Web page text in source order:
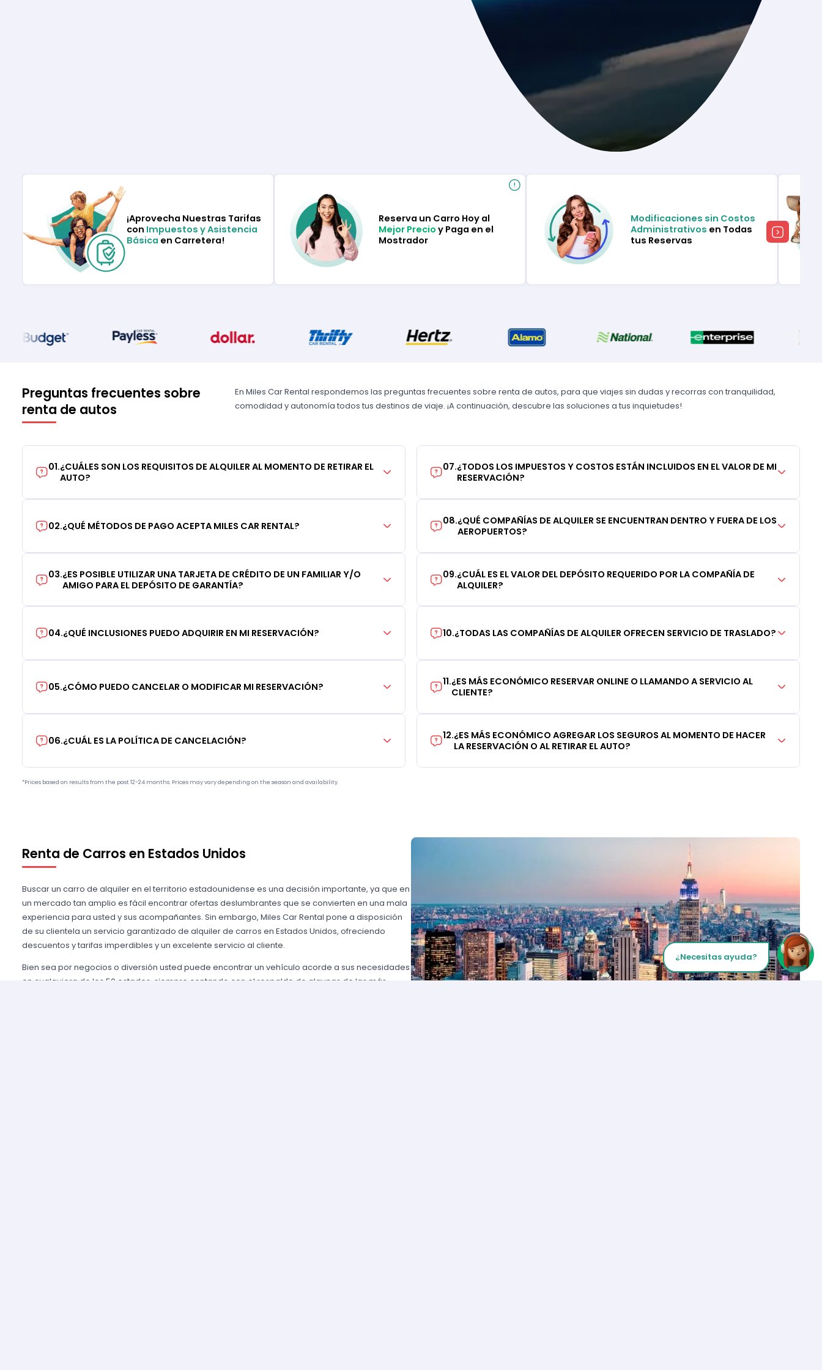
¡Aprovecha Nuestras Tarifas
con Impuestos y Asistencia
Básica en Carretera!
Reserva un Carro Hoy al
Mejor Precio y Paga en el
Mostrador
Modificaciones sin Costos
Administrativos en Todas
tus Reservas
Preguntas frecuentes sobre
renta de autos
En Miles Car Rental respondemos las preguntas frecuentes sobre renta de autos, para que viajes sin dudas y recorras con tranquilidad,
comodidad y autonomía todos tus destinos de viaje. ¡A continuación, descubre las soluciones a tus inquietudes!
01.¿CUÁLES SON LOS REQUISITOS DE ALQUILER AL MOMENTO DE RETIRAR EL
AUTO?
02.¿QUÉ MÉTODOS DE PAGO ACEPTA MILES CAR RENTAL?
03.¿ES POSIBLE UTILIZAR UNA TARJETA DE CRÉDITO DE UN FAMILIAR Y/O
AMIGO PARA EL DEPÓSITO DE GARANTÍA?
04.¿QUÉ INCLUSIONES PUEDO ADQUIRIR EN MI RESERVACIÓN?
05.¿CÓMO PUEDO CANCELAR O MODIFICAR MI RESERVACIÓN?
06.¿CUÁL ES LA POLÍTICA DE CANCELACIÓN?
07.¿TODOS LOS IMPUESTOS Y COSTOS ESTÁN INCLUIDOS EN EL VALOR DE MI
RESERVACIÓN?
08.¿QUÉ COMPAÑÍAS DE ALQUILER SE ENCUENTRAN DENTRO Y FUERA DE LOS
AEROPUERTOS?
09.¿CUÁL ES EL VALOR DEL DEPÓSITO REQUERIDO POR LA COMPAÑÍA DE
ALQUILER?
10.¿TODAS LAS COMPAÑÍAS DE ALQUILER OFRECEN SERVICIO DE TRASLADO?
11.¿ES MÁS ECONÓMICO RESERVAR ONLINE O LLAMANDO A SERVICIO AL
CLIENTE?
12.¿ES MÁS ECONÓMICO AGREGAR LOS SEGUROS AL MOMENTO DE HACER
LA RESERVACIÓN O AL RETIRAR EL AUTO?
*Prices based on results from the past 12-24 months. Prices may vary depending on the season and availability.
¿Necesitas ayuda?
Renta de Carros en Estados Unidos
Buscar un carro de alquiler en el territorio estadounidense es una decisión importante, ya que en
un mercado tan amplio es fácil encontrar ofertas deslumbrantes que se convierten en una mala
experiencia para usted y sus acompañantes. Sin embargo, Miles Car Rental pone a disposición
de su clientela un servicio garantizado de alquiler de carros en Estados Unidos, ofreciendo
descuentos y tarifas imperdibles y un excelente servicio al cliente.
Bien sea por negocios o diversión usted puede encontrar un vehículo acorde a sus necesidades
en cualquiera de los 50 estados, siempre contando con el respaldo de algunas de las más